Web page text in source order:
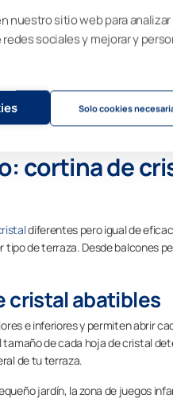
nuestro sitio web para
sociales y mejorar y
Solo cookies
cortina de
diferentes pero igual de
de terraza. Desde balcones
cristal abatibles
e inferiores y permiten abrir
de cada hoja de cristal
de tu terraza.
jardín, la zona de juegos